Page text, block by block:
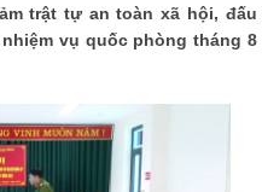
trật tự an toàn xã hội, đấu
vụ quốc phòng tháng 8